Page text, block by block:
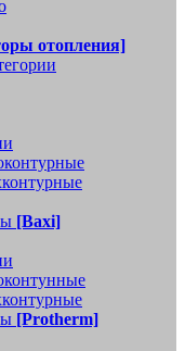
отопления]
[Baxi]
[Protherm]